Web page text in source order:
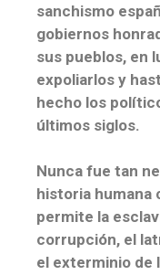
sanchismo
gobiernos
sus pueblos, en
expoliarlos y
hecho los
últimos siglos.
Nunca fue tan
historia humana
permite la
corrupción, el
el exterminio de